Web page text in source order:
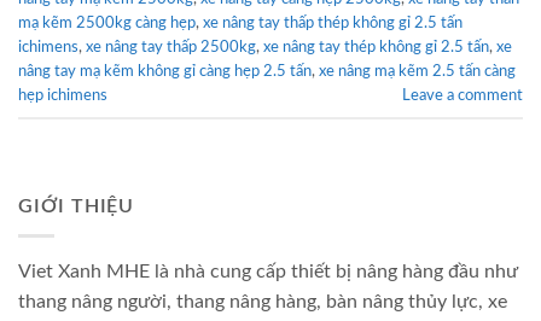
mạ kẽm 2500kg càng hẹp, xe nâng tay thấp thép không gỉ 2.5 tấn
ichimens, xe nâng tay thấp 2500kg, xe nâng tay thép không gỉ 2.5 tấn, xe
nâng tay mạ kẽm không gỉ càng hẹp 2.5 tấn, xe nâng mạ kẽm 2.5 tấn càng
hẹp ichimens
Leave a comment
GIỚI THIỆU
Viet Xanh MHE là nhà cung cấp thiết bị nâng hàng đầu như
thang nâng người, thang nâng hàng, bàn nâng thủy lực, xe